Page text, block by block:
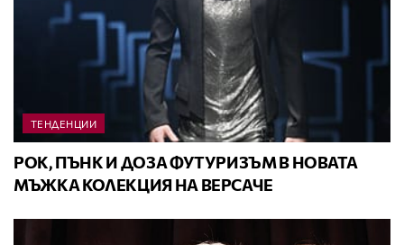
ТЕНДЕНЦИИ
РОК, ПЪНК И ДОЗА ФУТУРИЗЪМ В НОВАТА
МЪЖКА КОЛЕКЦИЯ НА ВЕРСАЧЕ